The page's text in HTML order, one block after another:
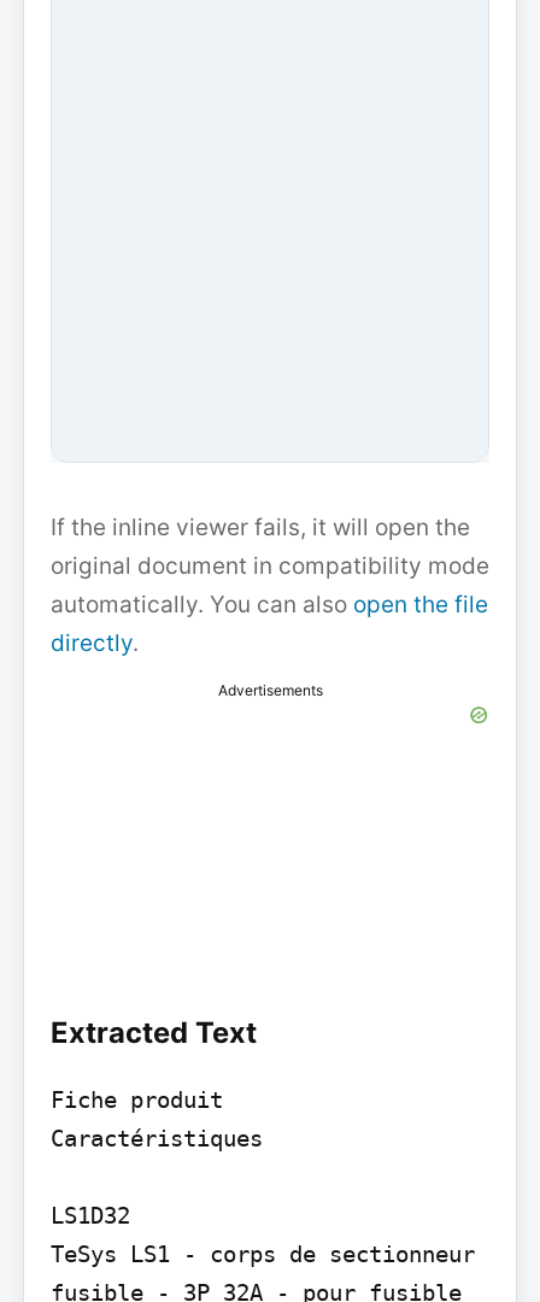
If the inline viewer fails, it will open the
original document in compatibility mode
automatically. You can also open the file
directly.
Advertisements
Extracted Text
Fiche produit
Caractéristiques
LS1D32
TeSys LS1 - corps de sectionneur
fusible - 3P 32A - pour fusible